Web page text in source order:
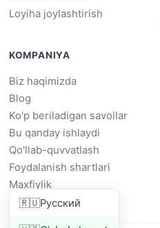
Loyiha joylashtirish
KOMPANIYA
Biz haqimizda
Blog
Ko'p beriladigan savollar
Bu qanday ishlaydi
Qo'llab-quvvatlash
Foydalanish shartlari
Maxfiylik
🇷🇺Русский